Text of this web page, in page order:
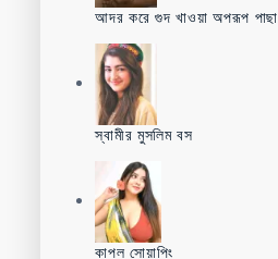
আদর করে গুদ খাওয়া অপরূপ পাছা
স্বামীর মুসলিম বস
কাপল সোয়াপিং